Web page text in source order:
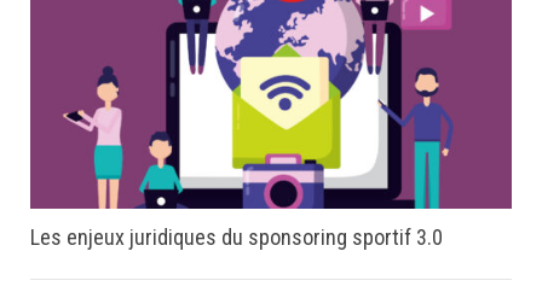
Les enjeux juridiques du sponsoring sportif 3.0